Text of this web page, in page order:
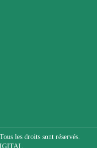
les droits sont réservés.